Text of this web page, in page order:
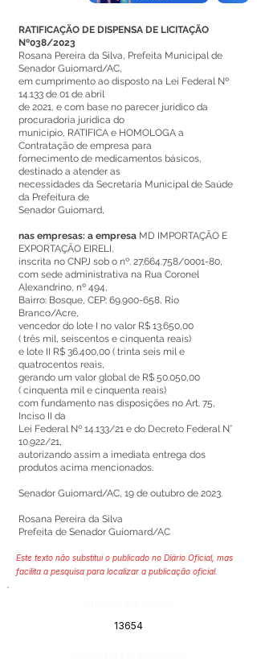
RATIFICAÇÃO DE DISPENSA DE LICITAÇÃO
Nº038/2023
Rosana Pereira da Silva, Prefeita Municipal de
Senador Guiomard/AC,
em cumprimento ao disposto na Lei Federal Nº
14.133 de 01 de abril
de 2021, e com base no parecer jurídico da
procuradoria jurídica do
município, RATIFICA e HOMOLOGA a
Contratação de empresa para
fornecimento de medicamentos básicos,
destinado a atender as
necessidades da Secretaria Municipal de Saúde
da Prefeitura de
Senador Guiomard,
nas empresas: a empresa MD IMPORTAÇÃO E
EXPORTAÇÃO EIRELI,
inscrita no CNPJ sob o nº. 27.664.758/0001-80,
com sede administrativa na Rua Coronel
Alexandrino, nº 494,
Bairro: Bosque, CEP: 69.900-658, Rio
Branco/Acre,
vencedor do lote I no valor R$ 13.650,00
( três mil, seiscentos e cinquenta reais)
e lote II R$ 36.400,00 ( trinta seis mil e
quatrocentos reais,
gerando um valor global de R$ 50.050,00
( cinquenta mil e cinquenta reais)
com fundamento nas disposições no Art. 75,
Inciso II da
Lei Federal Nº 14.133/21 e do Decreto Federal N°
10.922/21,
autorizando assim a imediata entrega dos
produtos acima mencionados.
Senador Guiomard/AC, 19 de outubro de 2023.
Rosana Pereira da Silva
Prefeita de Senador Guiomard/AC
Este texto não substitui o publicado no Diário Oficial, mas
facilita a pesquisa para localizar a publicação oficial.
13654